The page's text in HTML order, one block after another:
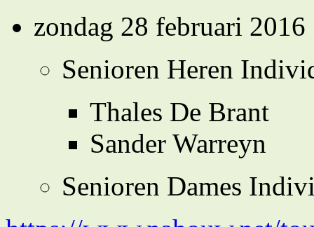
zondag 28 februari 2016
Senioren Heren
Thales De Brant
Sander Warreyn
Senioren Dames